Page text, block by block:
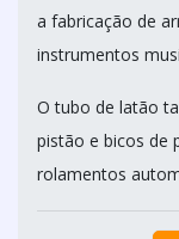
a fabricação de
instrumentos
O tubo de latão
pistão e bicos de
rolamentos